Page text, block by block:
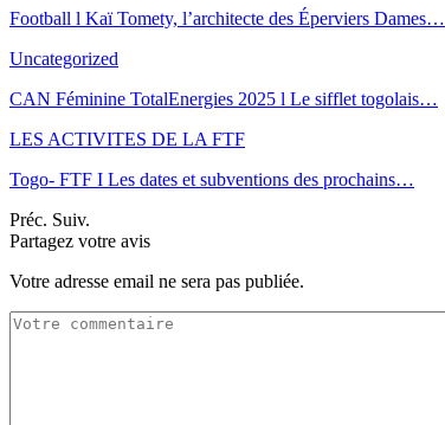
Football l Kaï Tomety, l’architecte des Éperviers Dames…
Uncategorized
CAN Féminine TotalEnergies 2025 l Le sifflet togolais…
LES ACTIVITES DE LA FTF
Togo- FTF I Les dates et subventions des prochains…
Préc. Suiv.
Partagez votre avis
Votre adresse email ne sera pas publiée.